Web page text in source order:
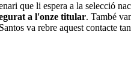
que li espera a la selecció
a l'onze titular. També
va rebre aquest contacte